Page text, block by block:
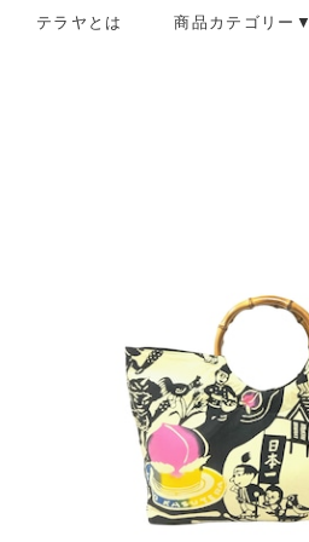
テラヤとは 商品カテゴリー▼